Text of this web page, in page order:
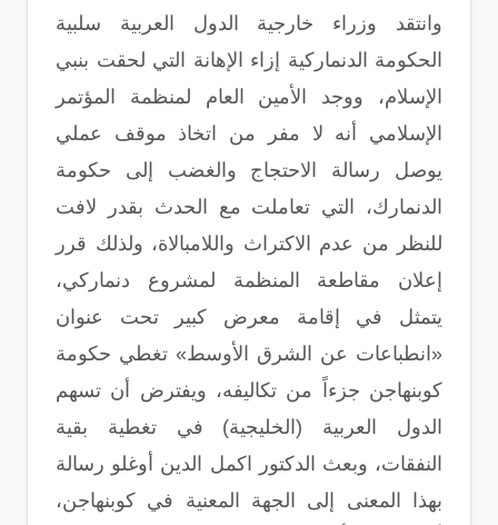
وانتقد وزراء خارجية الدول العربية سلبية
الحكومة الدنماركية إزاء الإهانة التي لحقت بنبي
الإسلام، ووجد الأمين العام لمنظمة المؤتمر
الإسلامي أنه لا مفر من اتخاذ موقف عملي
يوصل رسالة الاحتجاج والغضب إلى حكومة
الدنمارك، التي تعاملت مع الحدث بقدر لافت
للنظر من عدم الاكتراث واللامبالاة، ولذلك قرر
إعلان مقاطعة المنظمة لمشروع دنماركي،
يتمثل في إقامة معرض كبير تحت عنوان
«انطباعات عن الشرق الأوسط» تغطي حكومة
كوبنهاجن جزءاً من تكاليفه، ويفترض أن تسهم
الدول العربية (الخليجية) في تغطية بقية
النفقات، وبعث الدكتور اكمل الدين أوغلو رسالة
بهذا المعنى إلى الجهة المعنية في كوبنهاجن،